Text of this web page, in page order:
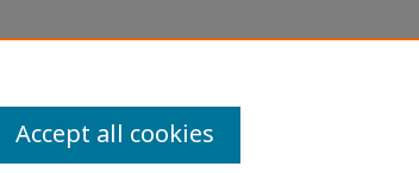
Accept all cookies